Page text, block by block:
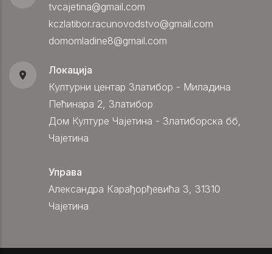
tvcajetina@gmail.com
kczlatibor.racunovodstvo@gmail.com
domomladine8@gmail.com
Локација
Културни центар Златибор - Миладина
Пећинара 2, Златибор
Дом Културе Чајетина - Златиборска бб,
Чајетина
Управа
Александра Карађорђевића 3, 31310
Чајетина